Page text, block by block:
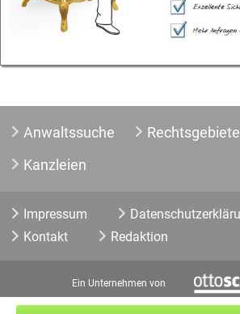
Anwaltssuche Rechtsgebiete
Kanzleien
Impressum
Kontakt
Redaktion
Ein Unternehmen von